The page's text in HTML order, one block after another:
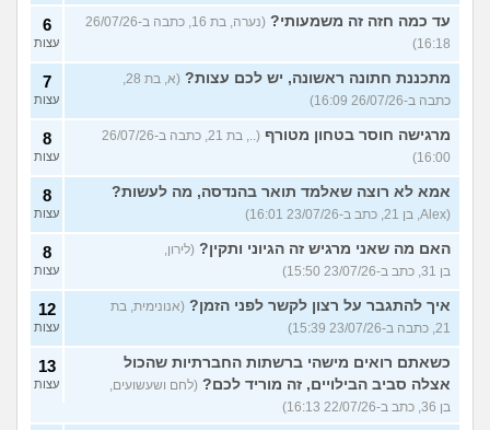
עד כמה חזה זה משמעותי?
(נערה, בת 16, כתבה ב-26/07/26
16:18)
6
עצות
מתכננת חתונה ראשונה, יש לכם עצות?
(א, בת 28,
כתבה ב-26/07/26 16:09)
7
עצות
מרגישה חוסר בטחון מטורף
(.., בת 21, כתבה ב-26/07/26
16:00)
8
עצות
אמא לא רוצה שאלמד תואר בהנדסה, מה לעשות?
(Alex, בן 21, כתב ב-23/07/26 16:01)
8
עצות
האם מה שאני מרגיש זה הגיוני ותקין? (לירון,
בן 31, כתב ב-23/07/26 15:50)
8
עצות
איך להתגבר על רצון לקשר לפני הזמן? (אנונימית, בת
21, כתבה ב-23/07/26 15:39)
12
עצות
כשאתם רואים מישהי ברשתות החברתיות שהכול
אצלה סביב הבילויים, זה מוריד לכם? (לחם ושעשועים,
בן 36, כתב ב-22/07/26 16:13)
13
עצות